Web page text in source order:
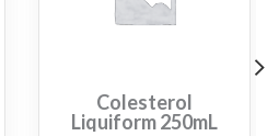
Colesterol
Liquiform 250mL